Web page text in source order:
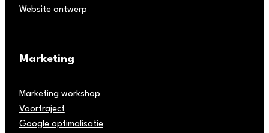
Website ontwerp
Marketing
Marketing workshop
Voortraject
Google optimalisatie